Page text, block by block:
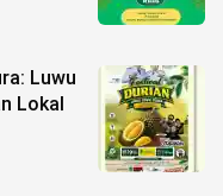
Luwu
Lokal